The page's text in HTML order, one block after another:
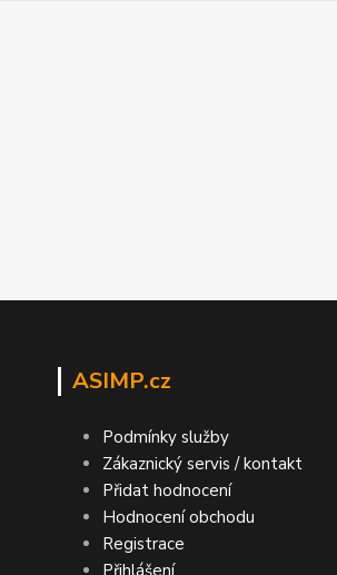
ASIMP.cz
Podmínky služby
Zákaznický servis / kontakt
Přidat hodnocení
Hodnocení obchodu
Registrace
Přihlášení